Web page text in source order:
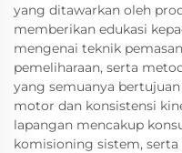
yang ditawarkan oleh
memberikan edukasi
mengenai teknik
pemeliharaan, serta
yang semuanya
motor dan konsistensi
lapangan mencakup
komisioning sistem,